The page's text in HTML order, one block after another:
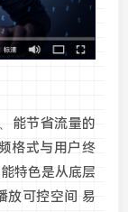
能节省流量的
格式与用户终
特色是从底层
放可控空间 易